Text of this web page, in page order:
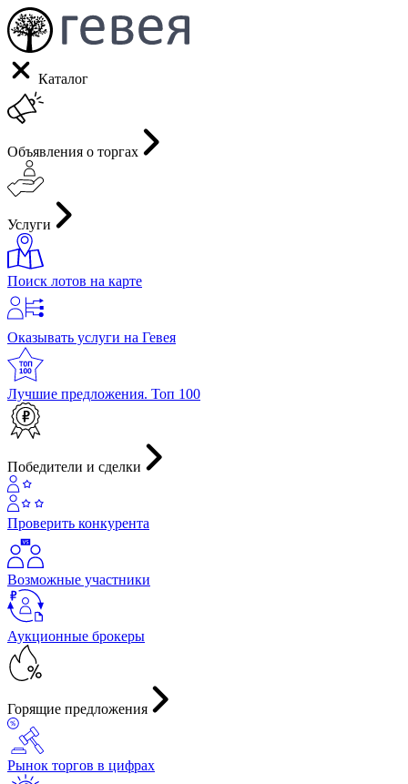
Каталог
Объявления о торгах
Услуги
Поиск лотов на карте
Оказывать услуги на Гевея
Лучшие предложения. Топ 100
Победители и сделки
Проверить конкурента
Возможные участники
Аукционные брокеры
Горящие предложения
Рынок торгов в цифрах